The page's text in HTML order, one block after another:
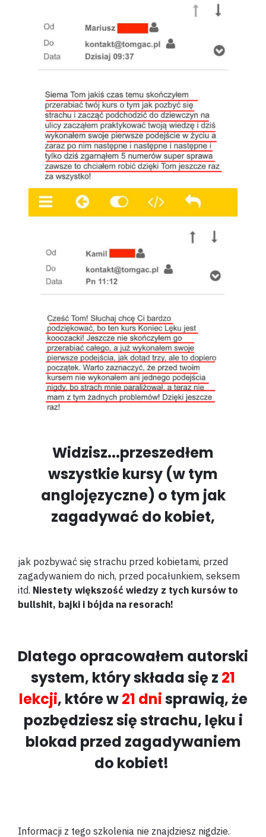
Widzisz...przeszedłem
wszystkie kursy (w tym
anglojęzyczne) o tym jak
zagadywać do kobiet,
jak pozbywać się strachu przed kobietami, przed
zagadywaniem do nich, przed pocałunkiem, seksem
itd. Niestety większość wiedzy z tych kursów to
bullshit, bajki i bójda na resorach!
Dlatego opracowałem autorski
system, który składa się z 21
lekcji, które w21 dnisprawią, że
pozbędziesz się strachu, lęku i
blokad przed zagadywaniem
do kobiet!
Informacji z tego szkolenia nie znajdziesz nigdzie.